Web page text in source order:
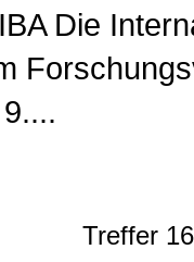
Die
Treffer